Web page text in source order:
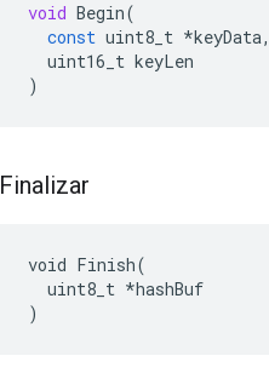
void Begin(
const uint8_t *keyData,
uint16_t keyLen
)
Finalizar
void Finish(
  uint8_t *hashBuf
)